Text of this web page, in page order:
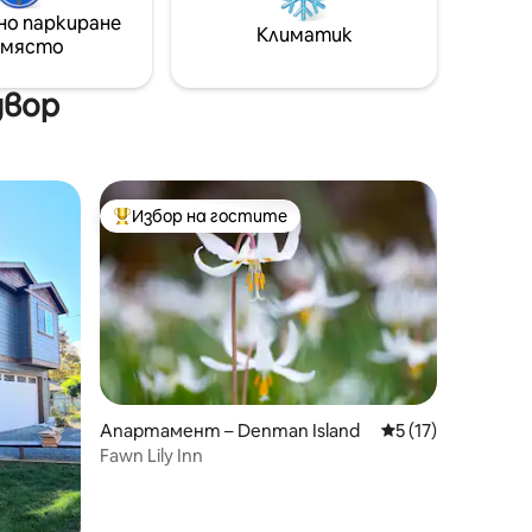
паркиране
място
Климатик
Най-популярен избор на гостите
Избор на гостите
Апартамент – Denman Island Средна оценка:
5 (17)
Fawn Lily Inn